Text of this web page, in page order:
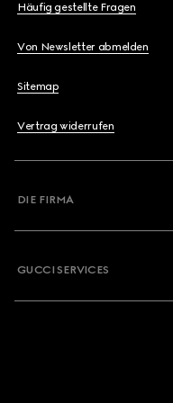
Häufig gestellte Fragen
Von Newsletter abmelden
Sitemap
Vertrag widerrufen
DIE FIRMA
GUCCI SERVICES